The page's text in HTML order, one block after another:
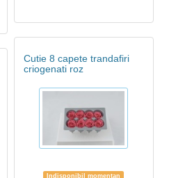
Cutie 8 capete trandafiri
criogenati roz
Indisponibil momentan